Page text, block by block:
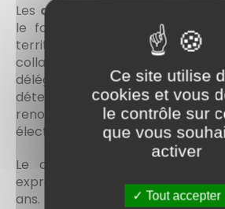
Les agents contractuels
le fondement du code
territoriales pour exercer
collaborateur de groupe
délégués sont engagés par
déterminée pour une durée
renouvelable, dans la limite du
électoral de l'assemblée
Le contrat est renouvelable
expresse, dans la limite d'une
ans.
Ce site utilise
cookies et vous
le contrôle sur
que vous
activer
Tout accepter